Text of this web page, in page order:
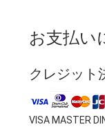
お支払い
クレジット
VISA MASTER